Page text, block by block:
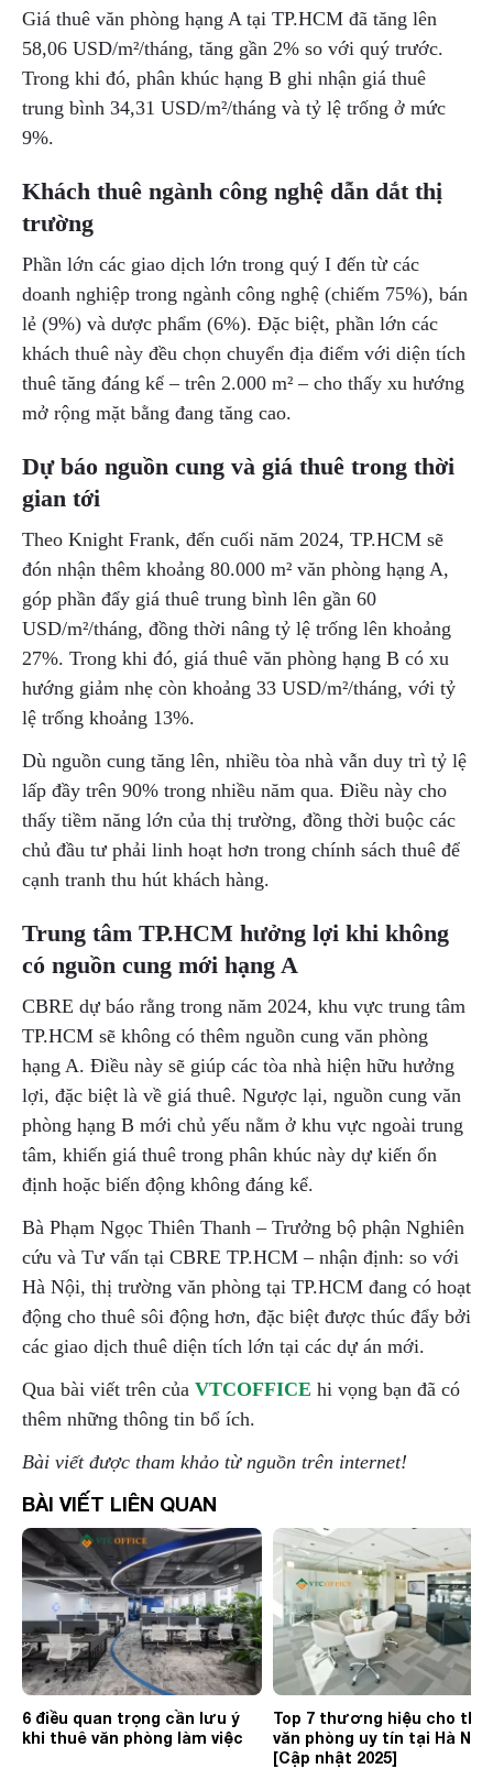
Giá thuê văn phòng hạng A tại TP.HCM đã tăng lên
58,06 USD/m²/tháng, tăng gần 2% so với quý trước.
Trong khi đó, phân khúc hạng B ghi nhận giá thuê
trung bình 34,31 USD/m²/tháng và tỷ lệ trống ở mức
9%.
Khách thuê ngành công nghệ dẫn dắt thị
trường
Phần lớn các giao dịch lớn trong quý I đến từ các
doanh nghiệp trong ngành công nghệ (chiếm 75%), bán
lẻ (9%) và dược phẩm (6%). Đặc biệt, phần lớn các
khách thuê này đều chọn chuyển địa điểm với diện tích
thuê tăng đáng kể – trên 2.000 m² – cho thấy xu hướng
mở rộng mặt bằng đang tăng cao.
Dự báo nguồn cung và giá thuê trong thời
gian tới
Theo Knight Frank, đến cuối năm 2024, TP.HCM sẽ
đón nhận thêm khoảng 80.000 m² văn phòng hạng A,
góp phần đẩy giá thuê trung bình lên gần 60
USD/m²/tháng, đồng thời nâng tỷ lệ trống lên khoảng
27%. Trong khi đó, giá thuê văn phòng hạng B có xu
hướng giảm nhẹ còn khoảng 33 USD/m²/tháng, với tỷ
lệ trống khoảng 13%.
Dù nguồn cung tăng lên, nhiều tòa nhà vẫn duy trì tỷ lệ
lấp đầy trên 90% trong nhiều năm qua. Điều này cho
thấy tiềm năng lớn của thị trường, đồng thời buộc các
chủ đầu tư phải linh hoạt hơn trong chính sách thuê để
cạnh tranh thu hút khách hàng.
Trung tâm TP.HCM hưởng lợi khi không
có nguồn cung mới hạng A
CBRE dự báo rằng trong năm 2024, khu vực trung tâm
TP.HCM sẽ không có thêm nguồn cung văn phòng
hạng A. Điều này sẽ giúp các tòa nhà hiện hữu hưởng
lợi, đặc biệt là về giá thuê. Ngược lại, nguồn cung văn
phòng hạng B mới chủ yếu nằm ở khu vực ngoài trung
tâm, khiến giá thuê trong phân khúc này dự kiến ổn
định hoặc biến động không đáng kể.
Bà Phạm Ngọc Thiên Thanh – Trưởng bộ phận Nghiên
cứu và Tư vấn tại CBRE TP.HCM – nhận định: so với
Hà Nội, thị trường văn phòng tại TP.HCM đang có hoạt
động cho thuê sôi động hơn, đặc biệt được thúc đẩy bởi
các giao dịch thuê diện tích lớn tại các dự án mới.
Qua bài viết trên của VTCOFFICE hi vọng bạn đã có
thêm những thông tin bổ ích.
Bài viết được tham khảo từ nguồn trên internet!
BÀI VIẾT LIÊN QUAN
6 điều quan trọng cần lưu ý
khi thuê văn phòng làm việc
Top 7 thương hiệu cho
văn phòng uy tín tại Hà Nội
[Cập nhật 2025]